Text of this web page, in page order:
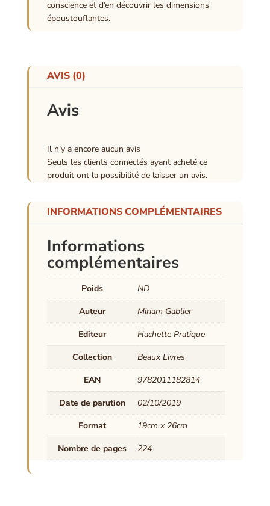
conscience et d’en découvrir les dimensions
époustouflantes.
AVIS (0)
Avis
Il n’y a encore aucun avis
Seuls les clients connectés ayant acheté ce
produit ont la possibilité de laisser un avis.
INFORMATIONS COMPLÉMENTAIRES
Informations
complémentaires
Poids
ND
Auteur
Miriam Gablier
Editeur
Hachette Pratique
Collection
Beaux Livres
EAN
9782011182814
Date de parution
02/10/2019
Format
19cm x 26cm
Nombre de pages
224